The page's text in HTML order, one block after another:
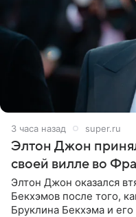
3 часа назад super.ru
Элтон Джон
своей вилле во
Элтон Джон оказался
Бекхэмов после того,
Бруклина Бекхэма и